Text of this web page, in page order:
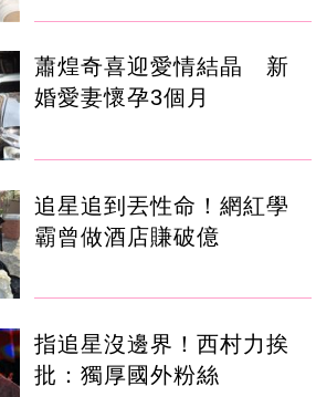
蕭煌奇喜迎愛情結晶 新
婚愛妻懷孕3個月
追星追到丟性命！網紅學
霸曾做酒店賺破億
指追星沒邊界！西村力挨
批：獨厚國外粉絲